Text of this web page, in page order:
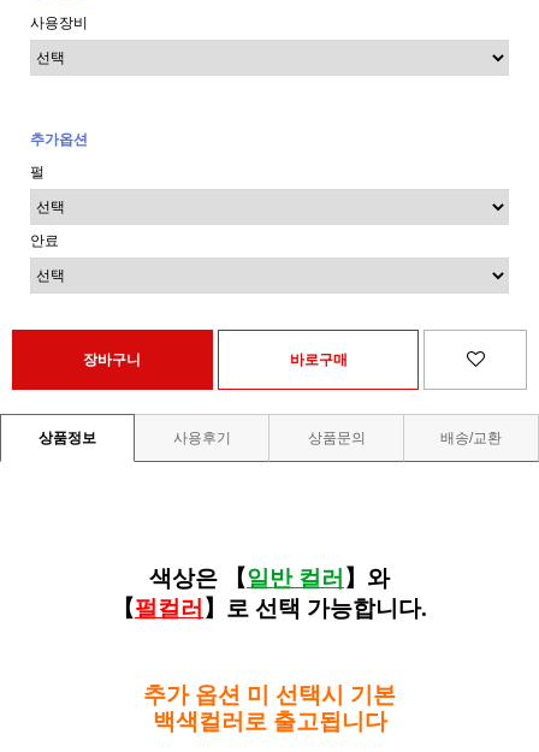
사용장비
추가옵션
펄
안료
상품정보 사용후기 상품문의 배송/교환
색상은 【일반 컬러 】 와
【펄컬러 】 로 선택 가능합니다.
추가 옵션 미 선택시 기본
백색컬러로 출고됩니다